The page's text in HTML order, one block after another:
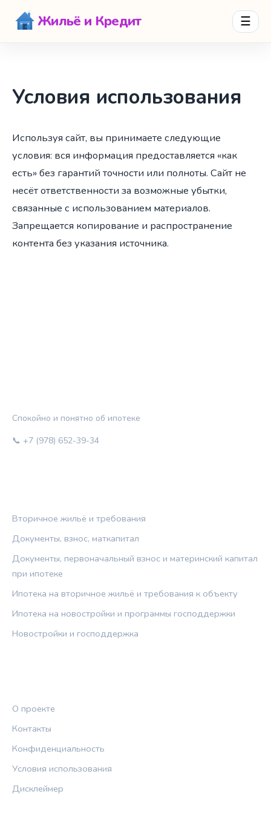
Жильё и Кредит ☰
Условия использования
Используя сайт, вы принимаете следующие
условия: вся информация предоставляется «как
есть» без гарантий точности или полноты. Сайт не
несёт ответственности за возможные убытки,
связанные с использованием материалов.
Запрещается копирование и распространение
контента без указания источника.
Спокойно и понятно об ипотеке
📞 +7 (978) 652-39-34
Вторичное жильё и требования
Документы, взнос, маткапитал
Документы, первоначальный взнос и материнский капитал
при ипотеке
Ипотека на вторичное жильё и требования к объекту
Ипотека на новостройки и программы господдержки
Новостройки и господдержка
О проекте
Контакты
Конфиденциальность
Условия использования
Дисклеймер